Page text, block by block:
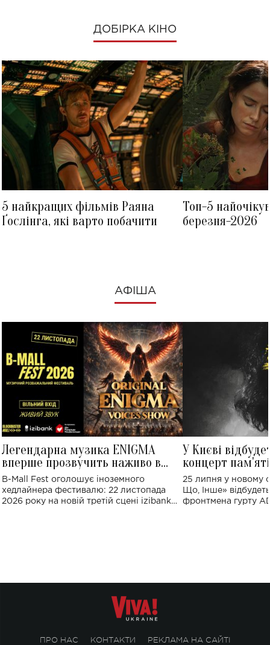
ДОБІРКА КІНО
5 найкращих фільмів Раяна
Ґослінга, які варто побачити
Топ-5
березня-2026
АФІША
Легендарна музика ENIGMA
вперше прозвучить наживо в
Україні: де відбудеться концерт
B-Mall Fest оголошує іноземного
хедлайнера фестивалю: 22 листопада
2026 року на новій третій сцені izibank
У Києві
концерт
Клименка:
виконають
25 липня у новому
Що, Інше»
фронтмена гурту
ПРО НАС КОНТАКТИ РЕКЛАМА НА САЙТІ